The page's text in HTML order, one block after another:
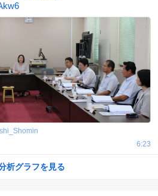
6:23
析グラフを見る